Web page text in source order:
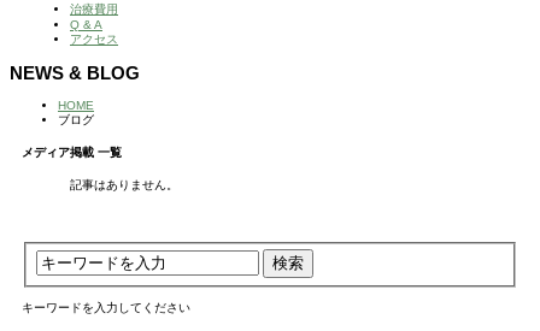
治療費用
Q & A
アクセス
NEWS & BLOG
HOME
ブログ
メディア掲載 一覧
記事はありません。
キーワードを入力してください